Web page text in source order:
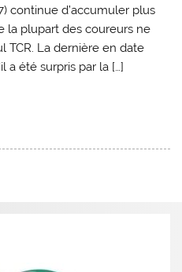
continue d’accumuler plus
la plupart des coureurs ne
TCR. La dernière en date
a été surpris par la […]